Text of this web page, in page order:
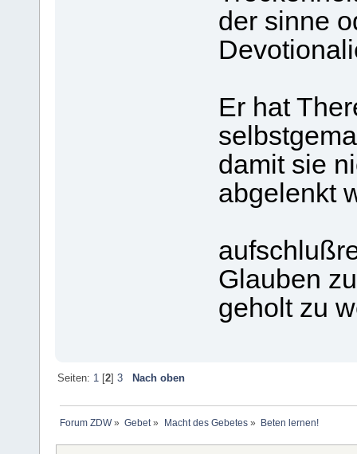
der sinne
Er hat
damit sie
abgelenkt
Glauben
geholt zu
Seiten: 1 [2] 3 Nach oben
Forum ZDW» Gebet » Macht des Gebetes» Beten lernen!